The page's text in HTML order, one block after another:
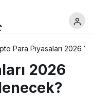
Para Piyasaları 2026
2026